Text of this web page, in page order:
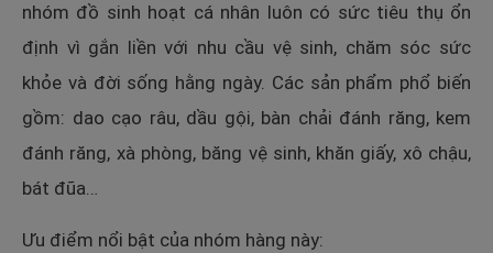
nhóm đồ sinh hoạt cá nhân luôn có sức tiêu thụ ổn
định vì gắn liền với nhu cầu vệ sinh, chăm sóc sức
khỏe và đời sống hằng ngày. Các sản phẩm phổ biến
gồm: dao cạo râu, dầu gội, bàn chải đánh răng, kem
đánh răng, xà phòng, băng vệ sinh, khăn giấy, xô chậu,
bát đũa…
Ưu điểm nổi bật của nhóm hàng này: